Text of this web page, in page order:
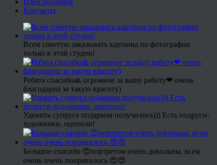
Контакты
Всем советую заказывать картины по фотографии
только в этой студии!
Ребята спасибо🙏 огромное за вашу работу❤ очень
благодарна за такую красоту)
Удивить супруга подарком получилось))) Есть подруги-
художники, оценили!
Большое спасибо 😍портретом очень довольны, всем
очень очень понравилось 😍😍